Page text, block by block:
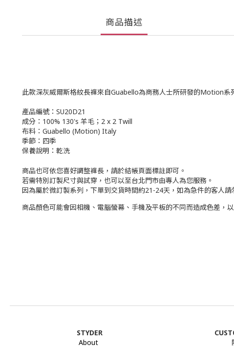
商品描述
此款深灰威爾斯格紋長褲來自Guabello為商務人士所研發的Motion
產品編號：SU20D21
成分：100% 130's 羊毛；2 x 2 Twill
布料：Guabello (Motion) Italy
季節：四季
保養說明：乾洗
商品也可依您喜好調整褲長，請於結帳頁面標註即可。
若需特別訂製尺寸與試穿，也可以至台北門市由專人為您服務。
因為屬於微訂製系列，下單到交貨時間約21-24天，如為急件的客人請
商品顏色可能會因相機、電腦螢幕、手機及平板的不同而造成色差，
STYDER
About